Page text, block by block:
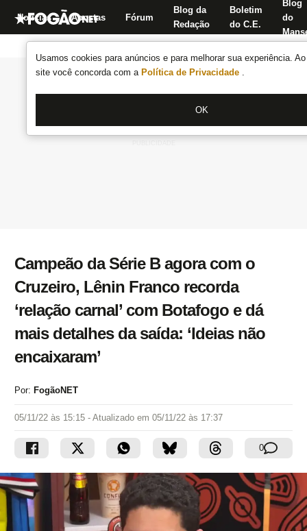
Usamos cookies para anúncios e para melhorar sua experiência.
site você concorda com a Política de Privacidade .
OK
Notícias Apostas Fórum
Blog da
Redação
Boletim
do C.E.
Blog
do
Campeão da Série B agora com o
Cruzeiro, Lênin Franco recorda
‘relação carnal’ com Botafogo e dá
mais detalhes da saída: ‘Ideias não
encaixaram’
Por: FogãoNET
05/11/22 às 15:15 - Atualizado em 05/11/22 às 17:37
0